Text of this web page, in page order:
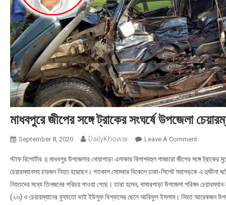
মাধবপুরে জীপের সঙ্গে ট্রাকের সংঘর্ষে উপজেলা
September 8, 2020 DailyKhowai Leave A CommentOn মাধবপুরে
স্টাফ রিপোর্টার ॥ মাধবপুর উপজেলার নোয়াপাড়া এলাকায় বিলাশবহুল পাজারো জীপের সঙ্গে ট্রাকের
চেয়ারম্যানসহ চারজন নিহত হয়েছেন। গতকাল সোমবার বিকেলে ঢাকা-সিলেট মহাসড়কে এ দুর্ঘটনা
নিহতদের মধ্যে তিনজনের পরিচয় পাওয়া গেছে। তারা হলেন, বাঘারপাড়া উপজেলা পরিষদ
(২৩) ও চেয়ারম্যানের ফুফাতো ভাই ইউসুফ বিশ্বাসের ছেলে আরিফুল ইসলাম। নিহত আরেকজন